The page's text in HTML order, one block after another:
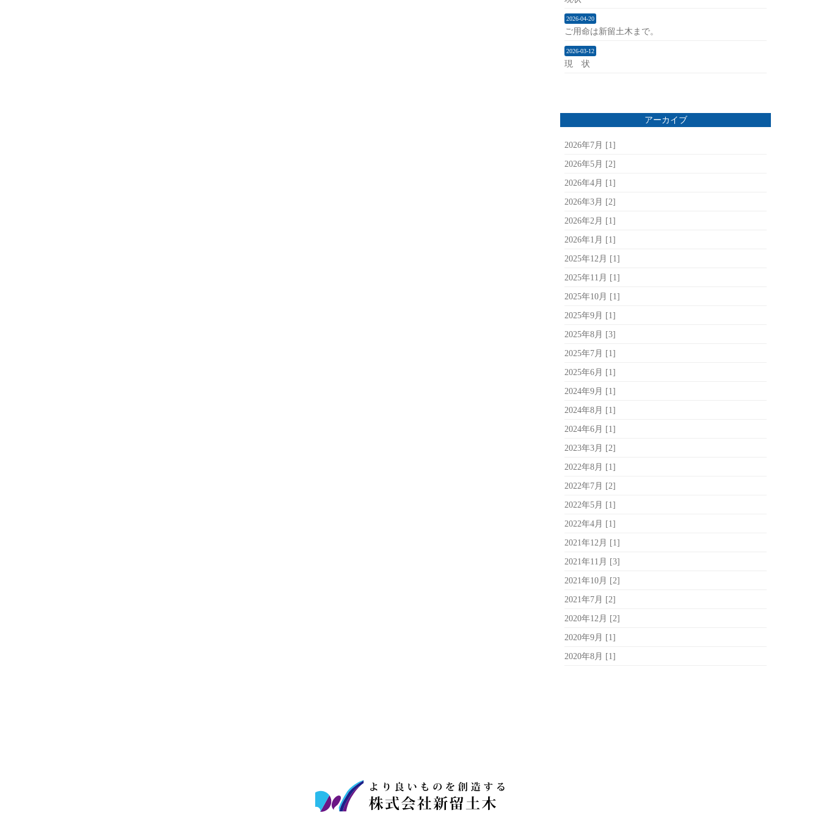
2026-04-20
ご用命は新留土木まで。
2026-03-12
現 状
アーカイブ
2026年7月 [1]
2026年5月 [2]
2026年4月 [1]
2026年3月 [2]
2026年2月 [1]
2026年1月 [1]
2025年12月 [1]
2025年11月 [1]
2025年10月 [1]
2025年9月 [1]
2025年8月 [3]
2025年7月 [1]
2025年6月 [1]
2024年9月 [1]
2024年8月 [1]
2024年6月 [1]
2023年3月 [2]
2022年8月 [1]
2022年7月 [2]
2022年5月 [1]
2022年4月 [1]
2021年12月 [1]
2021年11月 [3]
2021年10月 [2]
2021年7月 [2]
2020年12月 [2]
2020年9月 [1]
2020年8月 [1]